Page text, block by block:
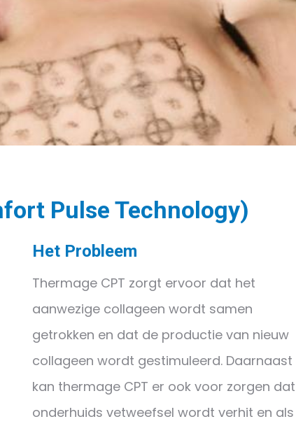
Pulse Technology)
Het Probleem
Thermage CPT zorgt ervoor dat het
aanwezige collageen wordt samen
getrokken en dat de productie van nieuw
collageen wordt gestimuleerd. Daarnaast
kan thermage CPT er ook voor zorgen dat
onderhuids vetweefsel wordt verhit en als